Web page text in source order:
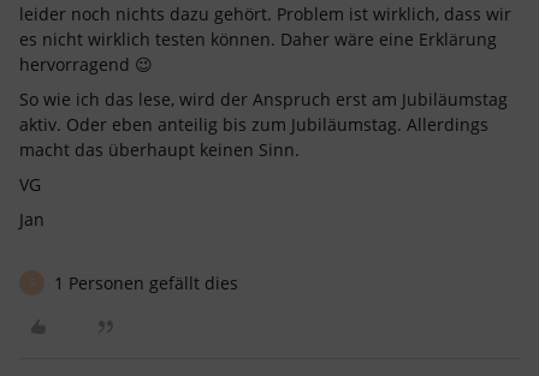
leider noch nichts dazu gehört. Problem ist wirklich, dass wir
es nicht wirklich testen können. Daher wäre eine Erklärung
hervorragend 😉
So wie ich das lese, wird der Anspruch erst am Jubiläumstag
aktiv. Oder eben anteilig bis zum Jubiläumstag. Allerdings
macht das überhaupt keinen Sinn.
VG
Jan
1 Personen gefällt dies